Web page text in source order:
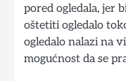
pored ogledala, jer
oštetiti ogledalo
ogledalo nalazi na
mogućnost da se